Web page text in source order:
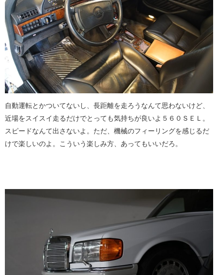
自動運転とかついてないし、長距離を走ろうなんて思わないけど、
近場をスイスイ走るだけでとっても気持ちが良いよ５６０ＳＥＬ。
スピードなんて出さないよ。ただ、機械のフィーリングを感じるだ
けで楽しいのよ。こういう楽しみ方、あってもいいだろ。